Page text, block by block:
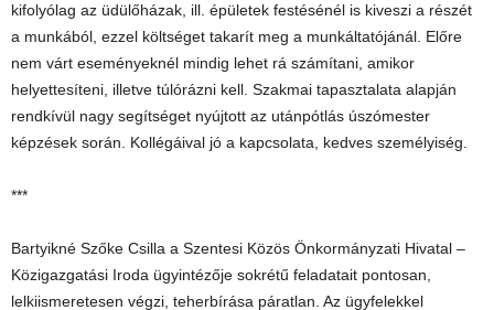
kifolyólag az üdülőházak, ill. épületek festésénél is kiveszi a részét
a munkából, ezzel költséget takarít meg a munkáltatójánál. Előre
nem várt eseményeknél mindig lehet rá számítani, amikor
helyettesíteni, illetve túlórázni kell. Szakmai tapasztalata alapján
rendkívül nagy segítséget nyújtott az utánpótlás úszómester
képzések során. Kollégáival jó a kapcsolata, kedves személyiség.
***
Bartyikné Szőke Csilla a Szentesi Közös Önkormányzati Hivatal –
Közigazgatási Iroda ügyintézője sokrétű feladatait pontosan,
lelkiismeretesen végzi, teherbírása páratlan. Az ügyfelekkel